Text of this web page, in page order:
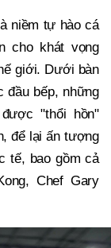
niềm tự hào cá
cho khát vọng
giới. Dưới bàn
đầu bếp, những
"thổi hồn"
để lại ấn tượng
tế, bao gồm cả
Chef Gary